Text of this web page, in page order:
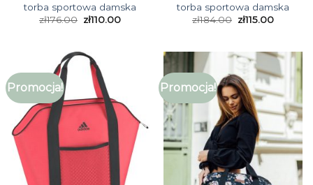
torba sportowa damska
zł176.00 zł110.00
torba sportowa damska
zł184.00 zł115.00
Promocja! Promocja!